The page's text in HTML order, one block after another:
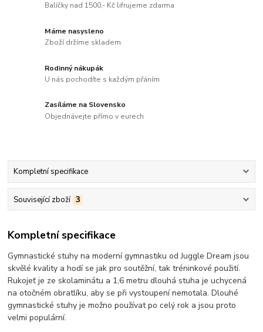
Balíčky nad 1500,- Kč lifrujeme zdarma
Máme nasysleno
Zboží držíme skladem
Rodinný nákupák
U nás pochodíte s každým přáním
Zasíláme na Slovensko
Objednávejte přímo v eurech
Kompletní specifikace
Související zboží 3
Kompletní specifikace
Gymnastické stuhy na moderní gymnastiku od Juggle Dream jsou
skvělé kvality a hodí se jak pro soutěžní, tak tréninkové použití.
Rukojeť je ze skolaminátu a 1,6 metru dlouhá stuha je uchycená
na otočném obratlíku, aby se při vystoupení nemotala. Dlouhé
gymnastické stuhy je možno používat po celý rok a jsou proto
velmi populární.